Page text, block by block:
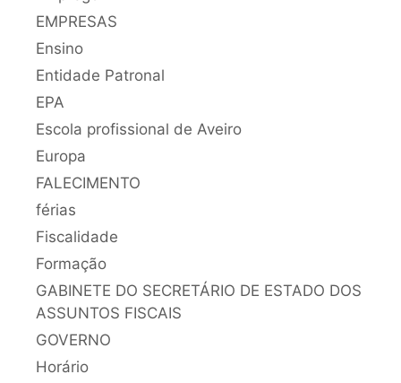
EMPRESAS
Ensino
Entidade Patronal
EPA
Escola profissional de Aveiro
Europa
FALECIMENTO
férias
Fiscalidade
Formação
GABINETE DO SECRETÁRIO DE ESTADO DOS
ASSUNTOS FISCAIS
GOVERNO
Horário